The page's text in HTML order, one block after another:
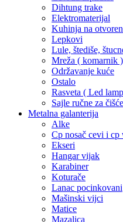
Dihtung trake
Elektromaterijal
Kuhinja na
Lepkovi
Lule, štediše,
Mreža ( komarnik )
Održavanje kuće
Ostalo
Rasveta ( Led
Sajle ručne za
Metalna galanterija
Alke
Cp nosač cevi i cp
Ekseri
Hangar vijak
Karabiner
Koturače
Lanac pocinkovani
Mašinski vijci
Matice
Mazalica